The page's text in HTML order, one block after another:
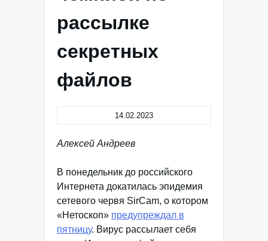
рассылке
секретных
файлов
14.02.2023
Алексей Андреев
В понедельник до российского
Интернета докатилась эпидемия
сетевого червя SirCam, о котором
«Нетоскоп» предупреждал в
пятницу. Вирус рассылает себя